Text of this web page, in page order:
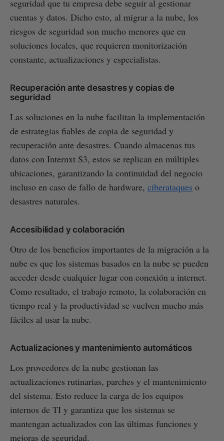
seguridad que tu empresa debe seguir al gestionar
cuentas y datos. Dicho esto, al migrar a la nube, los
riesgos de seguridad son mucho menores que en
soluciones locales, que requieren monitorización
constante, actualizaciones y especialistas.
Recuperación ante desastres y copias de
seguridad
Las soluciones en la nube facilitan la implementación
de estrategias fiables de copia de seguridad y
recuperación ante desastres. Cuando almacenas tus
datos con Internxt S3, estos se replican en múltiples
ubicaciones, garantizando la continuidad del negocio
incluso en caso de fallo de hardware, ciberataques o
desastres naturales.
Accesibilidad y colaboración
Otro de los beneficios importantes de la migración a la
nube es que los sistemas basados en la nube se pueden
acceder desde cualquier lugar con conexión a internet.
Como resultado, el trabajo remoto, la colaboración en
tiempo real y la productividad se vuelven mucho más
fáciles al usar la nube.
Actualizaciones y mantenimiento automáticos
Los proveedores de la nube gestionan las
actualizaciones rutinarias, parches y el mantenimiento
del sistema. Esto reduce la carga de los equipos
internos de TI y garantiza que los sistemas se
mantengan actualizados con las últimas funciones y
mejoras de seguridad.